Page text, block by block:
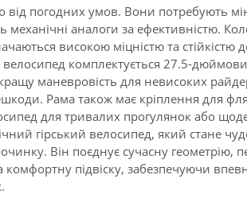
від погодних умов. Вони потребують
аналоги за ефективністю.
високою міцністю та стійкістю
велосипед комплектується 27.5-
маневровість для невисоких
Рама також має кріплення для
для тривалих прогулянок або
гірський велосипед, який стане
Він поєднує сучасну геометрію,
комфортну підвіску, забезпечуючи